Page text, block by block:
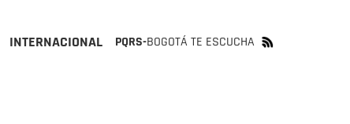
INTERNACIONAL PQRS-BOGOTÁ TE ESCUCHA